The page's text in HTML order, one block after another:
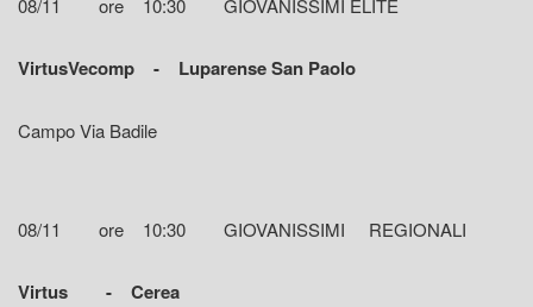
08/11 ore 10:30 GIOVANISSIMI ELITE
VirtusVecomp - Luparense San Paolo
Campo Via Badile
08/11 ore 10:30 GIOVANISSIMI REGIONALI
Virtus - Cerea